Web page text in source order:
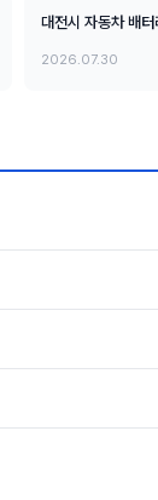
대전시 자동차 배
2026.07.30